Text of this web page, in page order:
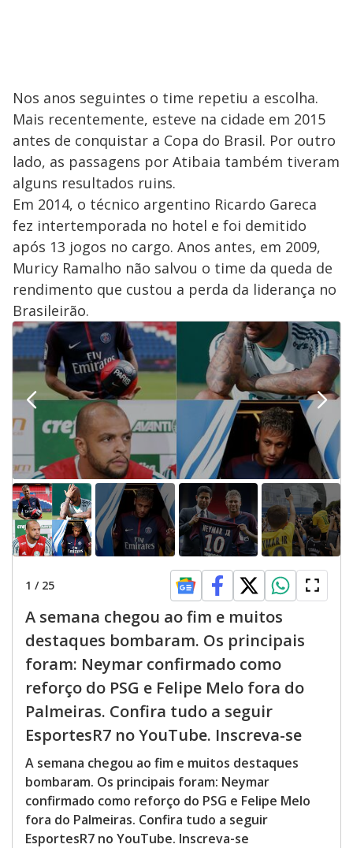
Nos anos seguintes o time repetiu a escolha.
Mais recentemente, esteve na cidade em 2015
antes de conquistar a Copa do Brasil. Por outro
lado, as passagens por Atibaia também tiveram
alguns resultados ruins.
Em 2014, o técnico argentino Ricardo Gareca
fez intertemporada no hotel e foi demitido
após 13 jogos no cargo. Anos antes, em 2009,
Muricy Ramalho não salvou o time da queda de
rendimento que custou a perda da liderança no
Brasileirão.
1 / 25
A semana chegou ao fim e muitos
destaques bombaram. Os principais
foram: Neymar confirmado como
reforço do PSG e Felipe Melo fora do
Palmeiras. Confira tudo a seguir
EsportesR7 no YouTube. Inscreva-se
A semana chegou ao fim e muitos destaques
bombaram. Os principais foram: Neymar
confirmado como reforço do PSG e Felipe Melo
fora do Palmeiras. Confira tudo a seguir
EsportesR7 no YouTube. Inscreva-se